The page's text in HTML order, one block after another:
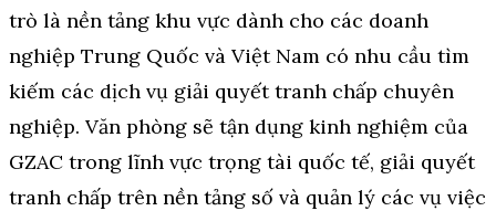
trò là nền tảng khu vực dành cho các doanh
nghiệp Trung Quốc và Việt Nam có nhu cầu tìm
kiếm các dịch vụ giải quyết tranh chấp chuyên
nghiệp. Văn phòng sẽ tận dụng kinh nghiệm của
GZAC trong lĩnh vực trọng tài quốc tế, giải quyết
tranh chấp trên nền tảng số và quản lý các vụ việc